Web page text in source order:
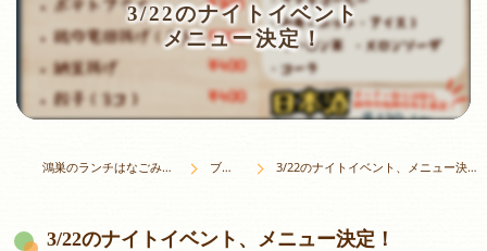
3/22のナイトイベント
メニュー決定！
鴻巣のランチはなごみのや ブログ 3/22のナイトイベント、メニュー決定！
3/22のナイトイベント、メニュー決定！